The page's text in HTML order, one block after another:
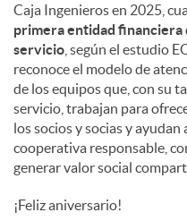
Caja Ingenieros en 2025,
primera entidad financiera
servicio , según el estudio
reconoce el modelo de
de los equipos que, con su
servicio, trabajan para
los socios y socias y
cooperativa responsable,
generar valor social
¡Feliz aniversario!